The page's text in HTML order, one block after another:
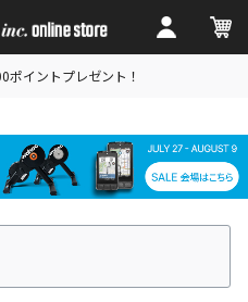
ポイントプレゼント！